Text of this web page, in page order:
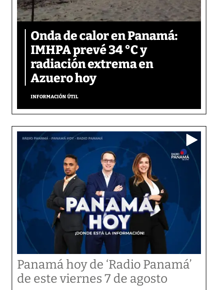
Onda de calor en Panamá:
IMHPA prevé 34 °C y
radiación extrema en
Azuero hoy
INFORMACIÓN ÚTIL
Panamá hoy de ‘Radio Panamá’
de este viernes 7 de agosto